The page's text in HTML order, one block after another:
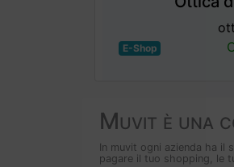
E-Shop
Muvit è una
In muvit ogni azienda ha
pagare il tuo shopping, le